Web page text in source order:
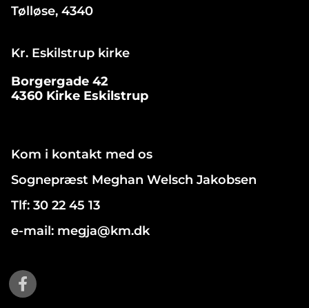
Tølløse, 4340
Kr. Eskilstrup kirke
Borgergade 42
4360 Kirke Eskilstrup
Kom i kontakt med os
Sognepræst Meghan Welsch Jakobsen
Tlf: 30 22 45 13
e-mail: megja@km.dk